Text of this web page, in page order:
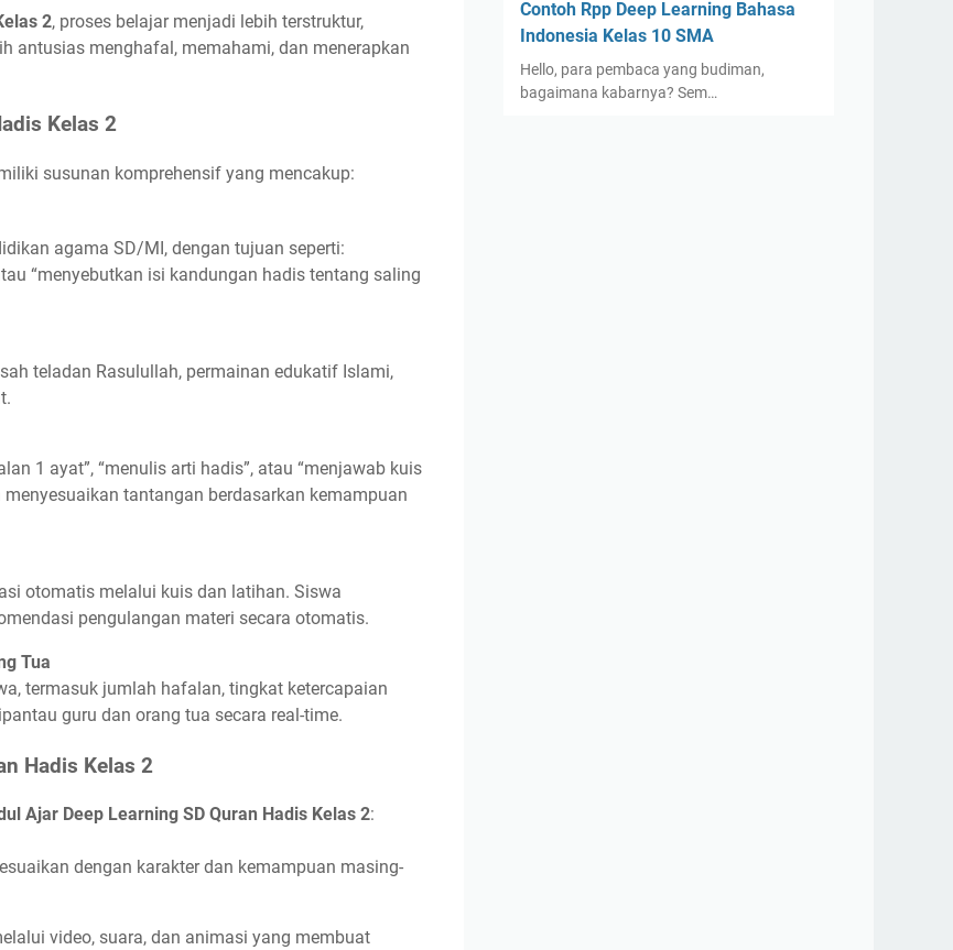
2, proses belajar menjadi lebih terstruktur,
antusias menghafal, memahami, dan menerapkan
Kelas 2
susunan komprehensif yang mencakup:
agama SD/MI, dengan tujuan seperti:
“menyebutkan isi kandungan hadis tentang saling
teladan Rasulullah, permainan edukatif Islami,
1 ayat”, “menulis arti hadis”, atau “menjawab kuis
tantangan berdasarkan kemampuan
otomatis melalui kuis dan latihan. Siswa
pengulangan materi secara otomatis.
Tua
termasuk jumlah hafalan, tingkat ketercapaian
guru dan orang tua secara real-time.
Hadis Kelas 2
Ajar Deep Learning SD Quran Hadis Kelas 2:
dengan karakter dan kemampuan masing-
video, suara, dan animasi yang membuat
Contoh Rpp Deep Learning Bahasa
Indonesia Kelas 10 SMA
Hello, para pembaca yang budiman,
bagaimana kabarnya? Sem…